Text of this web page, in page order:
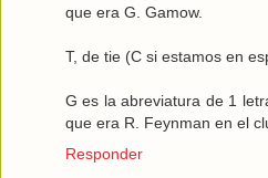
que era G. Gamow.
T, de tie (C si estamos en
G es la abreviatura de 1
que era R. Feynman en el
Responder